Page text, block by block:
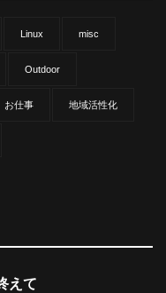
Linux misc
Outdoor
お仕事 地域活性化
えて